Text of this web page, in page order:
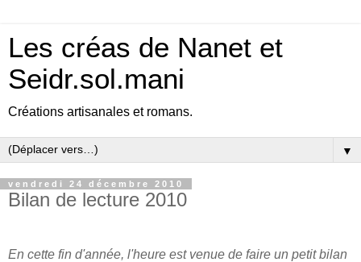
Les créas de Nanet et
Seidr.sol.mani
Créations artisanales et romans.
▼
vendredi 24 décembre 2010
Bilan de lecture 2010
En cette fin d'année, l'heure est venue de faire un petit bilan